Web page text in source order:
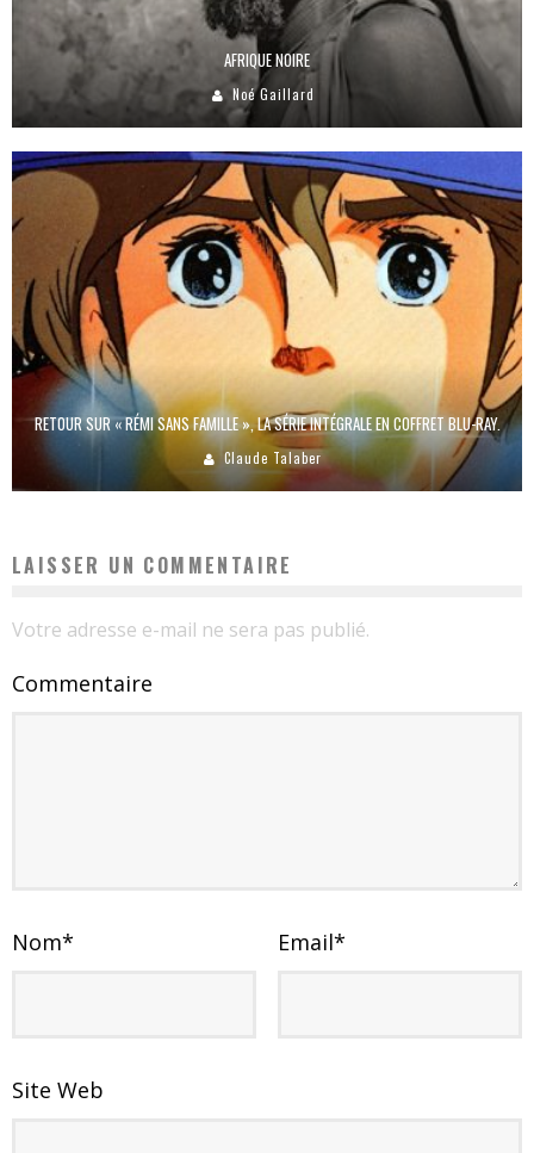
AFRIQUE NOIRE
Noé Gaillard
RETOUR SUR « RÉMI SANS FAMILLE », LA SÉRIE INTÉGRALE EN COFFRET BLU-RAY.
Claude Talaber
LAISSER UN COMMENTAIRE
Votre adresse e-mail ne sera pas publié.
Commentaire
Nom* Email*
Site Web